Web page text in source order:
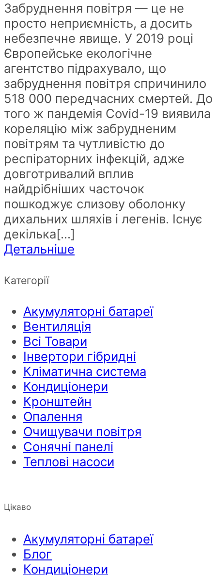
Забруднення повітря — це не
просто неприємність, а досить
небезпечне явище. У 2019 році
Європейське екологічне
агентство підрахувало, що
забруднення повітря спричинило
518 000 передчасних смертей. До
того ж пандемія Covid-19 виявила
кореляцію між забрудненим
повітрям та чутливістю до
респіраторних інфекцій, адже
довготривалий вплив
найдрібніших часточок
пошкоджує слизову оболонку
дихальних шляхів і легенів. Існує
декілька[...]
Детальніше
Категорії
Акумуляторні батареї
Вентиляція
Всі Товари
Інвертори гібридні
Кліматична система
Кондиціонери
Кронштейн
Опалення
Очищувачи повітря
Сонячні панелі
Теплові насоси
Цікаво
Акумуляторні батареї
Блог
Кондиціонери